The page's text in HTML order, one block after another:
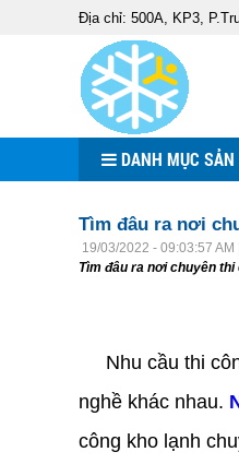
Địa chỉ: 500A, KP3,
DANH MỤC
Tìm đâu ra nơi
19/03/2022 - 09:03:57 AM |
Tìm đâu ra nơi chuyên
Nhu cầu thi
nghề khác nhau.
công kho lạnh